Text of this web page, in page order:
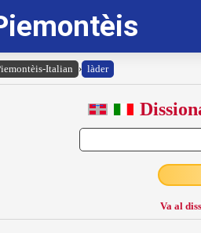
Italian › làder
Va al